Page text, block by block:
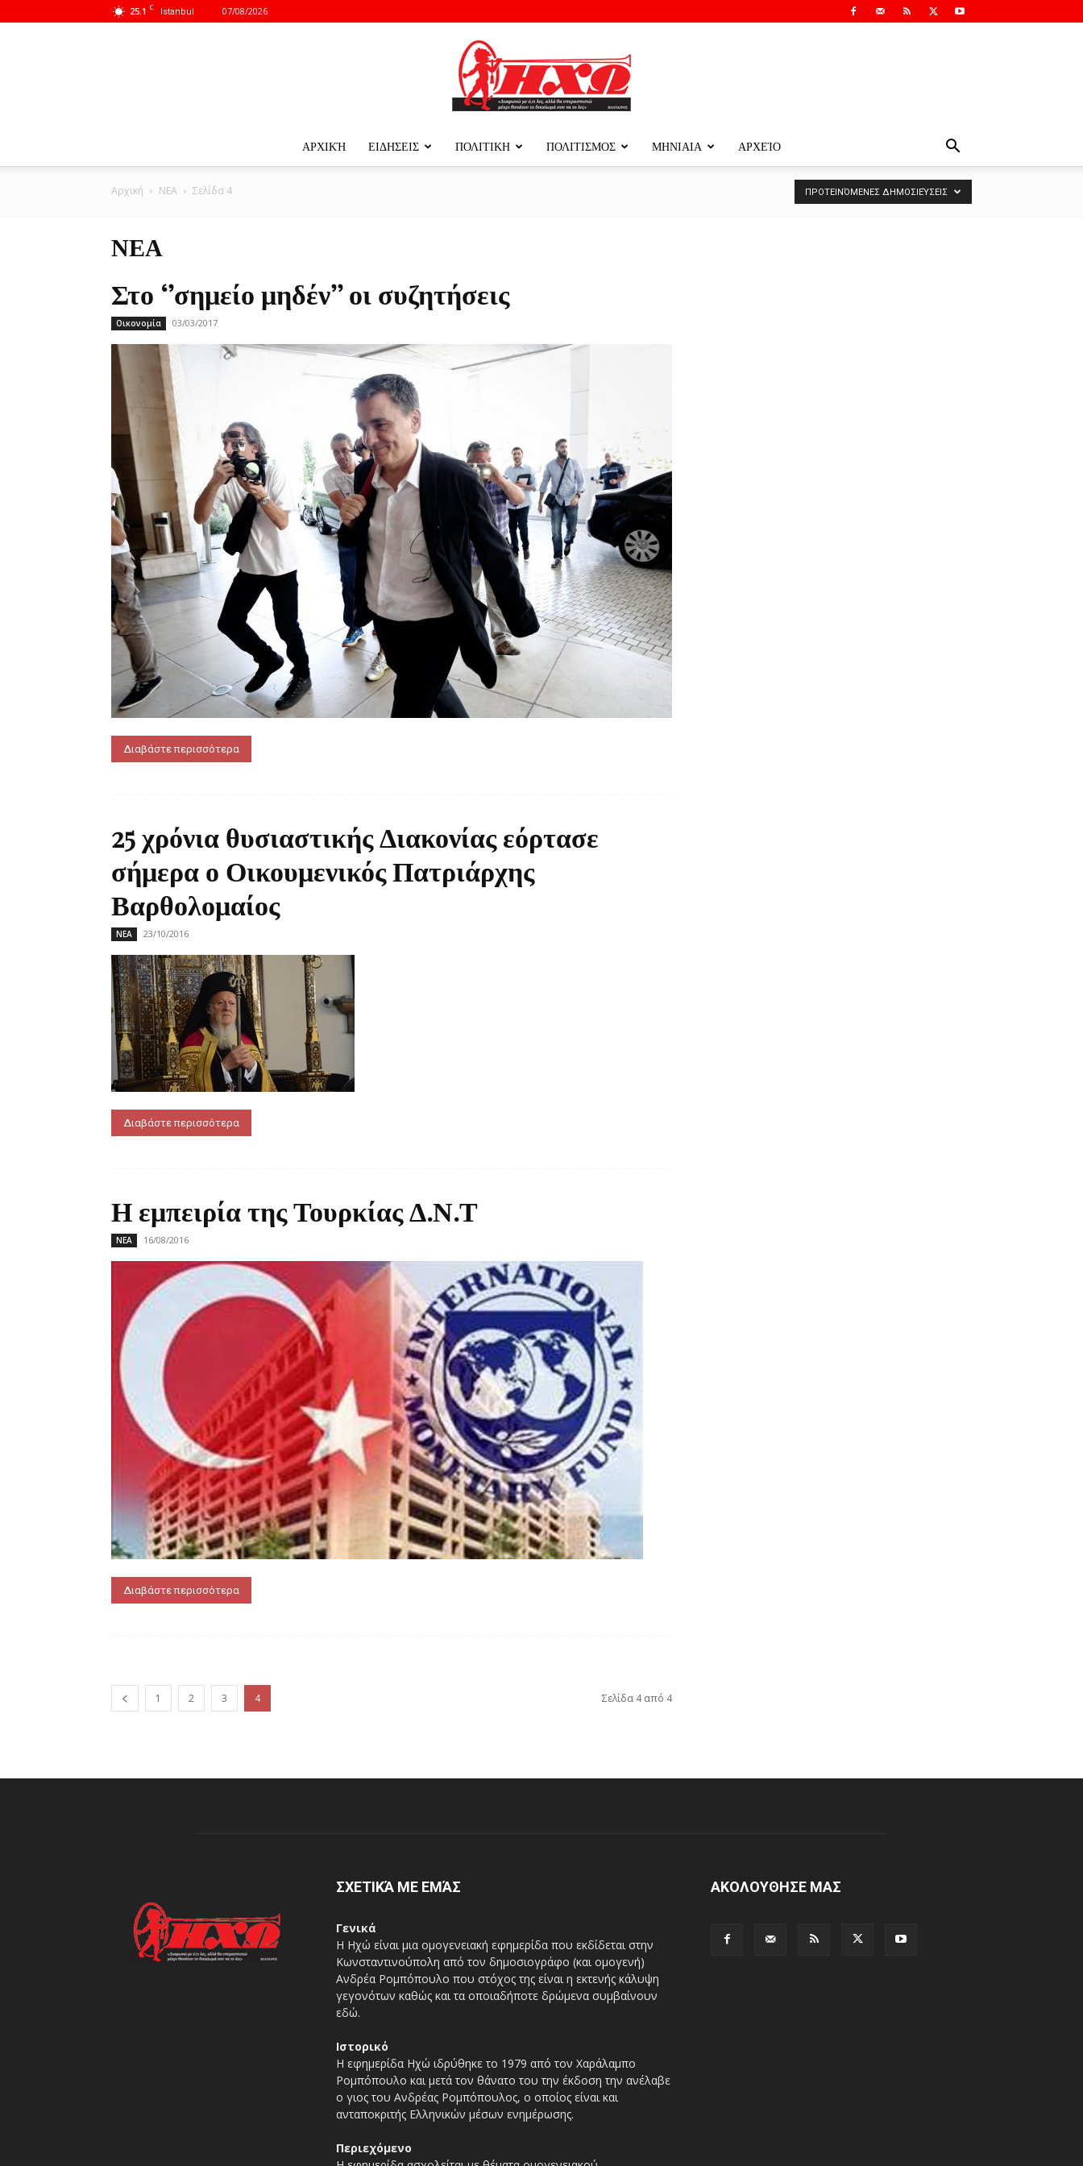
25.1 C Istanbul 07/08/2026
ΗΧΩ
–
ΗΜΕΡΗΣΙΟ
ΦΥΛΛΟ
ΑΡΧΙΚΉ ΕΙΔΗΣΕΙΣ ΠΟΛΙΤΙΚΗ ΠΟΛΙΤΙΣΜΟΣ ΜΗΝΙΑΙΑ ΑΡΧΕΊΟ
Αρχική ΝΕΑ Σελίδα 4 ΠΡΟΤΕΙΝΌΜΕΝΕΣ ΔΗΜΟΣΙΕΎΣΕΙΣ
ΝΕΑ
Στο ‘’σημείο μηδέν’’ οι συζητήσεις
Οικονομία 03/03/2017
Διαβάστε περισσότερα
25 χρόνια θυσιαστικής Διακονίας εόρτασε
σήμερα ο Οικουμενικός Πατριάρχης
Βαρθολομαίος
ΝΕΑ 23/10/2016
Διαβάστε περισσότερα
Η εμπειρία της Τουρκίας Δ.Ν.Τ
ΝΕΑ 16/08/2016
Διαβάστε περισσότερα
1 2 3 4 Σελίδα 4 από 4
ΣΧΕΤΙΚΆ ΜΕ ΕΜΆΣ
Γενικά
Η Ηχώ είναι μια ομογενειακή εφημερίδα που εκδίδεται στην
Κωνσταντινούπολη από τον δημοσιογράφο (και ομογενή)
Ανδρέα Ρομπόπουλο που στόχος της είναι η εκτενής κάλυψη
γεγονότων καθώς και τα οποιαδήποτε δρώμενα συμβαίνουν
εδώ.
Ιστορικό
Η εφημερίδα Ηχώ ιδρύθηκε το 1979 από τον Χαράλαμπο
Ρομπόπουλο και μετά τον θάνατο του την έκδοση την ανέλαβε
ο γιος του Ανδρέας Ρομπόπουλος, ο οποίος είναι και
ανταποκριτής Ελληνικών μέσων ενημέρωσης.
Περιεχόμενο
ΑΚΟΛΟΥΘΗΣΕ ΜΑΣ